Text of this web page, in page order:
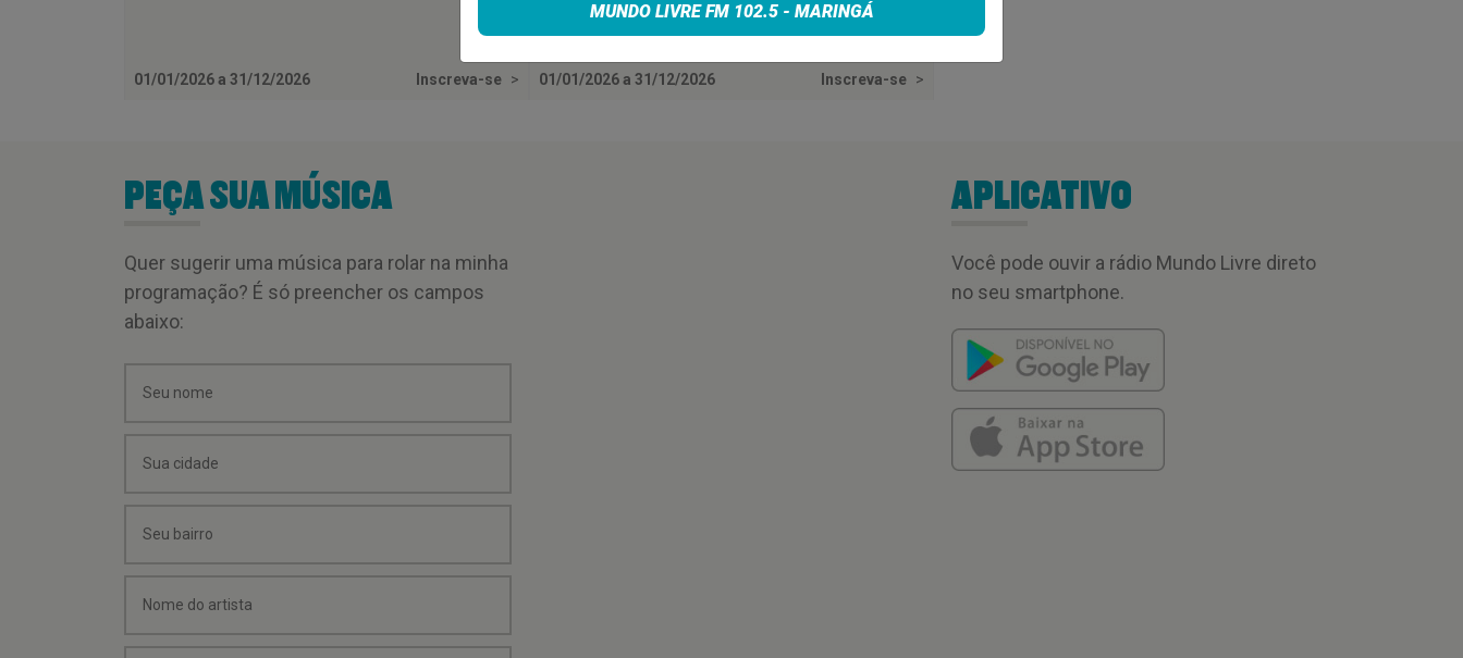
01/01/2026 a 31/12/2026 Inscreva-se > 01/01/2026 a 31/12/2026 Inscreva-se >
PEÇA SUA MÚSICA
Quer sugerir uma música para rolar na minha
programação? É só preencher os campos
abaixo:
APLICATIVO
Você pode ouvir a rádio Mundo Livre direto
no seu smartphone.
MUNDO LIVRE FM 102.5 - MARINGÁ